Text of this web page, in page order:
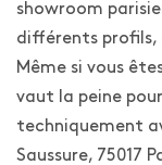
showroom
différents profils,
Même si vous
vaut la peine
techniquement
Saussure, 75017